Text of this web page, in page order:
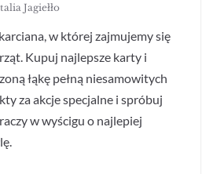
Jagiełło
w której zajmujemy się
Kupuj najlepsze karty i
łąkę pełną niesamowitych
za akcje specjalne i spróbuj
w wyścigu o najlepiej